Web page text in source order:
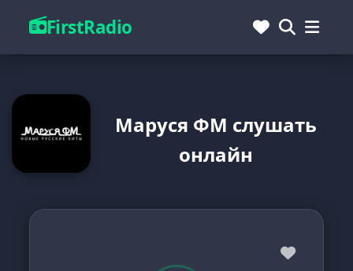
FirstRadio
Маруся ФМ слушать
онлайн